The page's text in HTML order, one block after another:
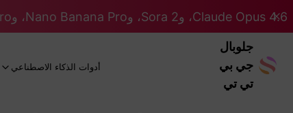
Claude Opus 4.6، وSora 2، وNano Banana Pro، وGemini 3 Pro، وGPT 5.2 GPT 5.2... كلها على نظام Pro. 46% OFF
جلوبال
جي بي
تي تي
أدوات الذكاء الاصطناعي